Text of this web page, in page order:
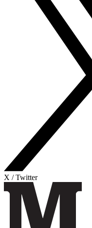
X / Twitter